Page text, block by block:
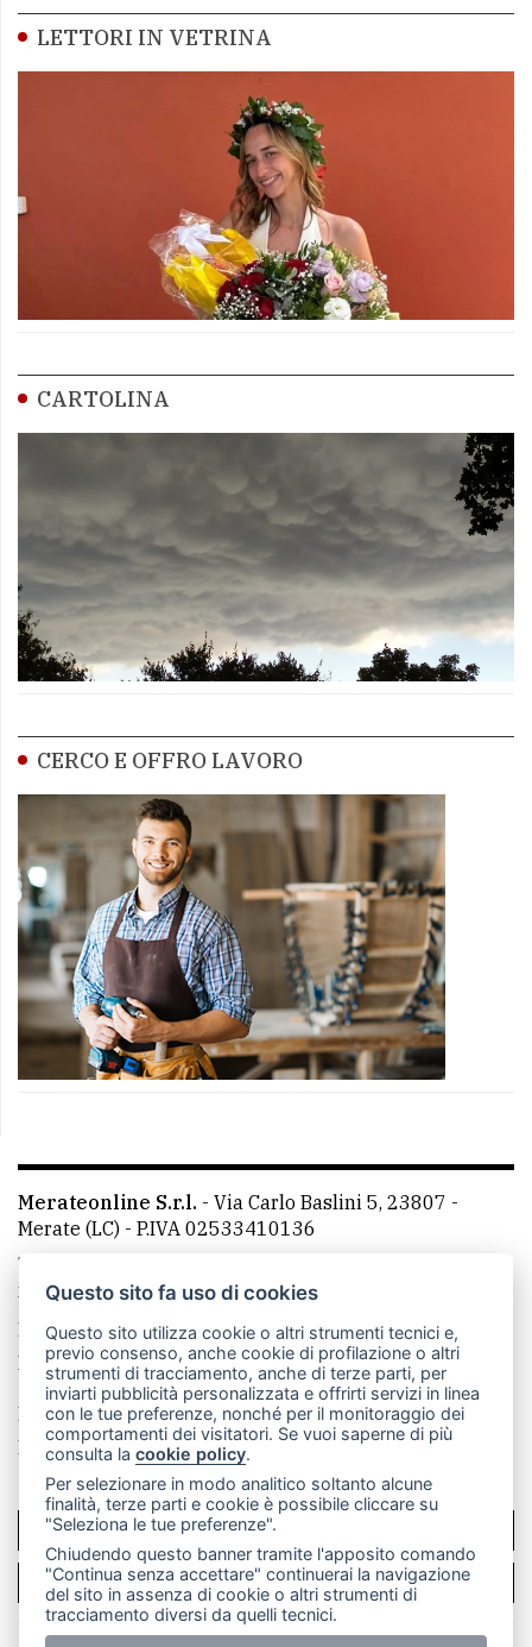
LETTORI IN VETRINA
CARTOLINA
CERCO E OFFRO LAVORO
Merateonline S.r.l. - Via Carlo Baslini 5, 23807 -
Merate (LC) - P.IVA 02533410136
Telefono:
mail: redazione@merateonline.it
La redazione
CasateOnline LeccoOnline
RSS
Made by VIP
Privacy policy
Cookie policy
Rivedi le tue scelte sui cookie
SCRIVICI
PER LA TUA PUBBLICITÀ
Questo sito fa uso di cookies
Questo sito utilizza cookie o altri strumenti tecnici e,
previo consenso, anche cookie di profilazione o altri
strumenti di tracciamento, anche di terze parti, per
inviarti pubblicità personalizzata e offrirti servizi in linea
con le tue preferenze, nonché per il monitoraggio dei
comportamenti dei visitatori. Se vuoi saperne di più
consulta lacookie policy.
Per selezionare in modo analitico soltanto alcune
finalità, terze parti e cookie è possibile cliccare su
"Seleziona le tue preferenze".
Chiudendo questo banner tramite l'apposito comando
"Continua senza accettare" continuerai la navigazione
del sito in assenza di cookie o altri strumenti di
tracciamento diversi da quelli tecnici.